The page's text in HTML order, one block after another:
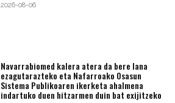
2026-08-06
Navarrabiomed kalera atera da bere lana
ezagutarazteko eta Nafarroako Osasun
Sistema Publikoaren ikerketa ahalmena
indartuko duen hitzarmen duin bat exijitzeko